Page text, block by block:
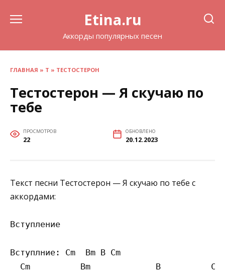
Etina.ru
Аккорды популярных песен
ГЛАВНАЯ » Т » ТЕСТОСТЕРОН
Тестостерон — Я скучаю по
тебе
ПРОСМОТРОВ
22
ОБНОВЛЕНО
20.12.2023
Текст песни Тестостерон — Я скучаю по тебе с
аккордами:
Вступление
Вступлние: Cm  Bm B Cm
  Cm          Bm             B          Cm